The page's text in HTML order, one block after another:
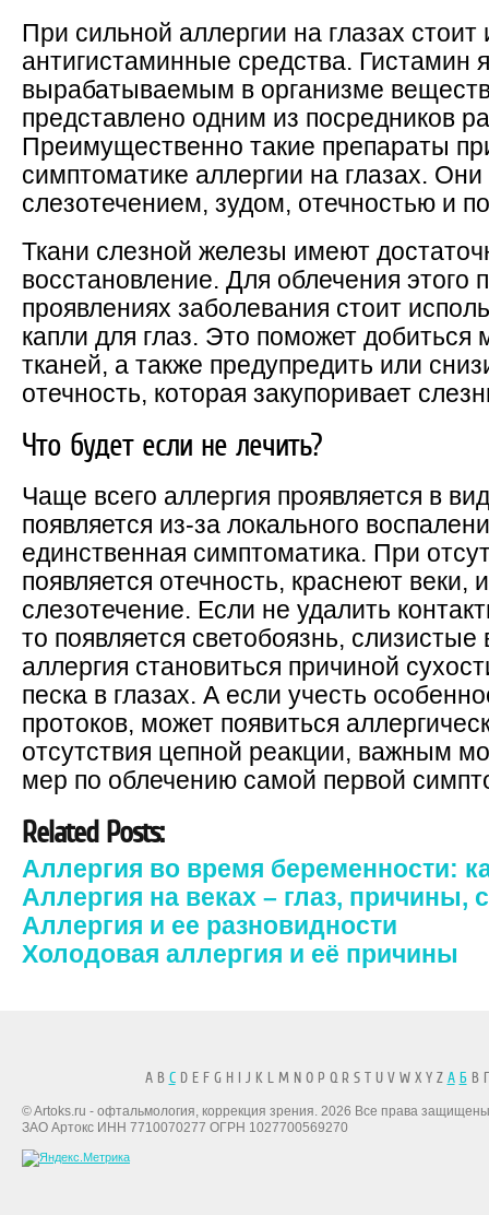
При сильной аллергии на глазах стоит
антигистаминные средства. Гистамин
вырабатываемым в организме
представлено одним из посредников
Преимущественно такие препараты
симптоматике аллергии на глазах.
слезотечением, зудом, отечностью и
Ткани слезной железы имеют
восстановление. Для облечения этого
проявлениях заболевания стоит
капли для глаз. Это поможет
тканей, а также предупредить или
отечность, которая закупоривает
Что будет если не лечить?
Чаще всего аллергия проявляется в
появляется из-за локального
единственная симптоматика. При
появляется отечность, краснеют веки,
слезотечение. Если не удалить
то появляется светобоязнь,
аллергия становиться причиной
песка в глазах. А если учесть
протоков, может появиться
отсутствия цепной реакции, важным
мер по облечению самой первой
Related Posts:
Аллергия во время беременности:
Аллергия на веках – глаз, причины,
Аллергия и ее разновидности
Холодовая аллергия и её причины
A B CD E F G H I J K L M N O P Q R S T U V W X Y Z А БВ
© Artoks.ru - офтальмология, коррекция зрения. 2026 Все права
ЗАО Артокс ИНН 7710070277 ОГРН 1027700569270